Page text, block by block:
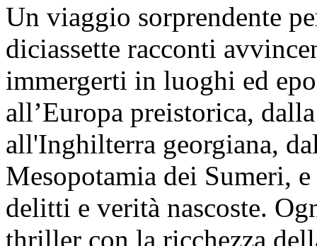
Un viaggio sorprendente
diciassette racconti
immergerti in luoghi ed
all’Europa preistorica,
all'Inghilterra georgiana,
Mesopotamia dei Sumeri,
delitti e verità nascoste.
thriller con la ricchezza